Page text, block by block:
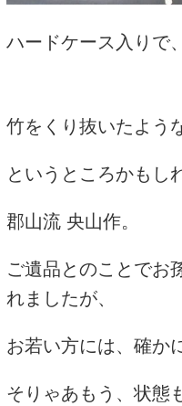
ハードケース入りで
竹をくり抜いたよう
というところかもし
郡山流 央山作。
ご遺品とのことでお
れましたが、
お若い方には、確か
そりゃあもう、状態